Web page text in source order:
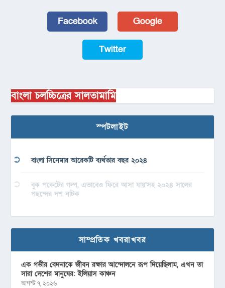
Facebook Google
Twitter
বাংলা চলচ্চিত্রের সালতামামি
স্পটলাইট
বাংলা সিনেমার আরেকটি ব্যর্থতার বছর ২০২৪
বুক পকেটের গল্প, এভাবেও ফিরে আসা যায়’সহ ২০২৪ সালের
পছন্দের দশ নাটক
সাম্প্রতিক খবরাখবর
এক গভীর বেদনাকে জীবন রক্ষার আন্দোলনে রূপ দিয়েছিলাম, এখন তা
সারা দেশের মানুষের: ইলিয়াস কাঞ্চন
আগস্ট ৭, ২০২৬